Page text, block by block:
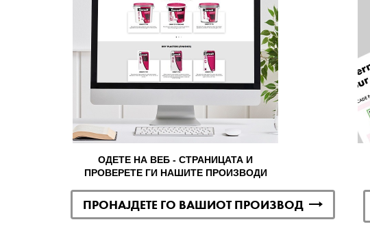
ОДЕТЕ НА ВЕБ - СТРАНИЦАТА И
ПРОВЕРЕТЕ ГИ НАШИТЕ ПРОИЗВОДИ
ПРОНАЈДЕТЕ ГО ВАШИОТ ПРОИЗВОД